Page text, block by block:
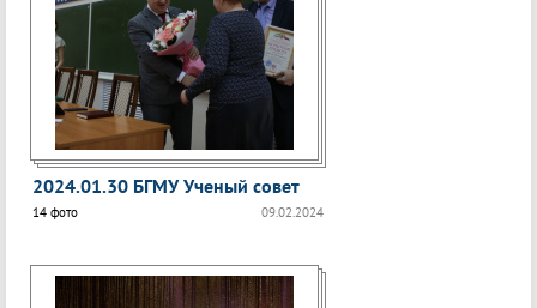
2024.01.30 БГМУ Ученый совет
09.02.2024
14 фото